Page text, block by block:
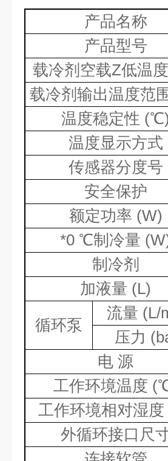
产品名称
产品型号
载冷剂空载Z低温度
载冷剂输出温度范
温度稳定性 (℃)
温度显示方式
传感器分度号
安全保护
额定功率 (W)
*0 ℃制冷量
制冷剂
加液量 (L)
循环泵
流量 (L/
压力
电 源
工作环境温度 (
工作环境相对湿度
外循环接口尺